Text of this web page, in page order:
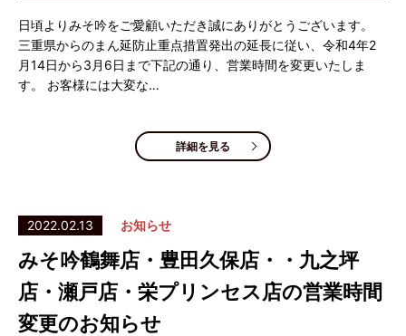
日頃よりみそ吟をご愛顧いただき誠にありがとうございます。
三重県からのまん延防止重点措置発出の延長に従い、令和4年2
月14日から3月6日まで下記の通り、営業時間を変更いたしま
す。 お客様には大変な…
詳細を見る
2022.02.13 お知らせ
みそ吟鶴舞店・豊田久保店・・九之坪
店・瀬戸店・栄プリンセス店の営業時間
変更のお知らせ